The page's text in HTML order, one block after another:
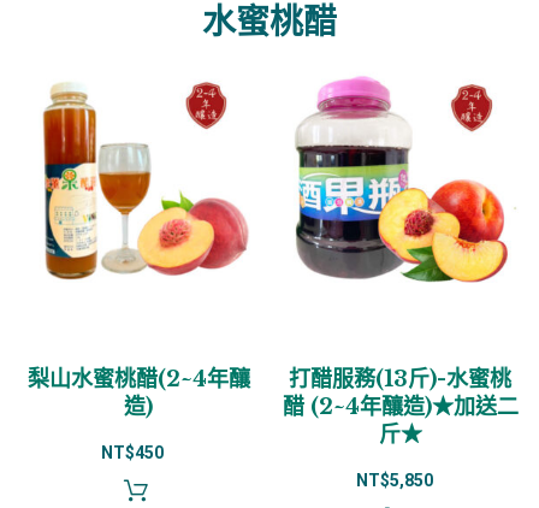
水蜜桃醋
梨山水蜜桃醋(2~4年釀
造)
NT$450
打醋服務(13斤)-水蜜桃
醋 (2~4年釀造)★加送二
斤★
NT$5,850